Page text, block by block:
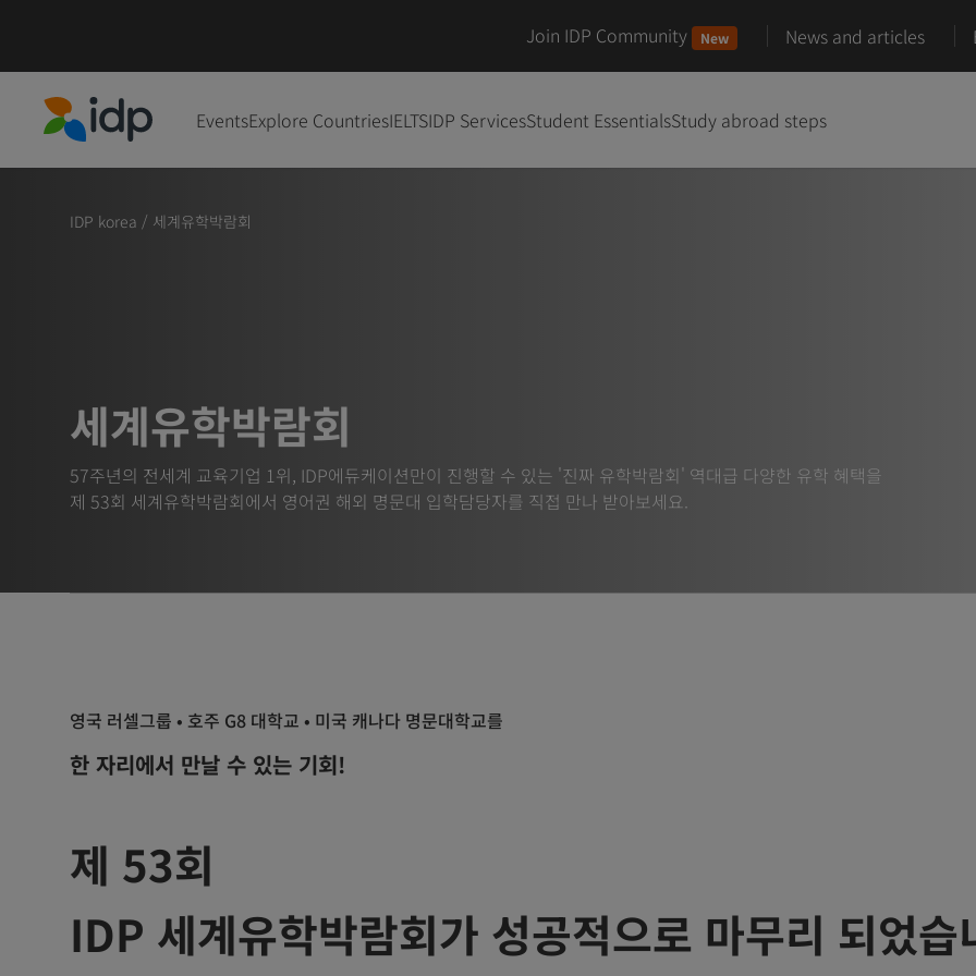
Join IDP Community New News and articles
EventsExplore CountriesIELTSIDP ServicesStudent EssentialsStudy abroad steps
IDP korea / 세계유학박람회
세계유학박람회
57주년의 전세계 교육기업 1위, IDP에듀케이션만이 진행할 수 있는 '진짜 유학박람회' 역대급 다양한 유학 혜택을
제 53회 세계유학박람회에서 영어권 해외 명문대 입학담당자를 직접 만나 받아보세요.
영국 러셀그룹 • 호주 G8 대학교 • 미국 캐나다 명문대학교를
한 자리에서 만날 수 있는 기회!
제 53회
IDP 세계유학박람회가 성공적으로 마무리 되었습